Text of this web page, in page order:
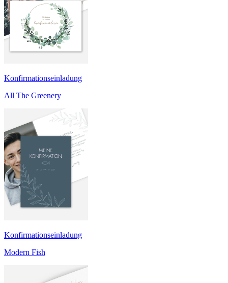
Konfirmationseinladung
All The Greenery
Konfirmationseinladung
Modern Fish